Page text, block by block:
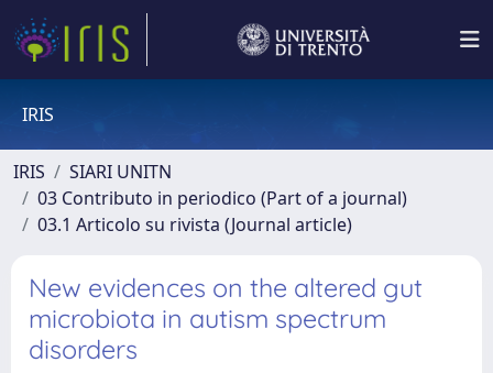
IRIS
IRIS
SIARI UNITN
03 Contributo in periodico (Part of a journal)
03.1 Articolo su rivista (Journal article)
New evidences on the altered gut
microbiota in autism spectrum
disorders